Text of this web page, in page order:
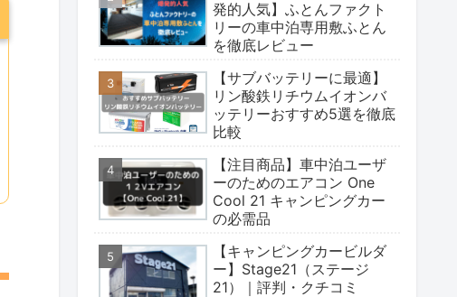
発的人気】ふとんファクト
リーの車中泊専用敷ふとん
を徹底レビュー
【サブバッテリーに最適】
リン酸鉄リチウムイオンバ
ッテリーおすすめ5選を徹底
比較
【注目商品】車中泊ユーザ
ーのためのエアコン One
Cool 21 キャンピングカー
の必需品
【キャンピングカービルダ
ー】Stage21（ステージ
21）｜評判・クチコミ